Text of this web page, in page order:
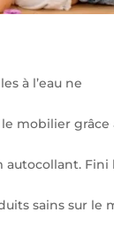
à l’eau ne
mobilier grâce
autocollant. Fini
sains sur le